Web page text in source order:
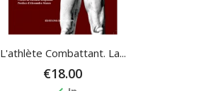
L'athlète Combattant. La...
€18.00